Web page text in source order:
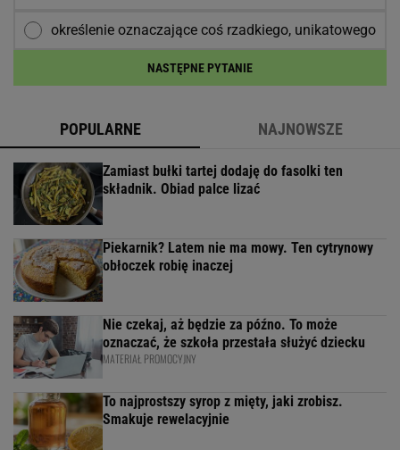
określenie oznaczające coś rzadkiego, unikatowego
NASTĘPNE PYTANIE
POPULARNE NAJNOWSZE
Zamiast bułki tartej dodaję do fasolki ten
składnik. Obiad palce lizać
Piekarnik? Latem nie ma mowy. Ten cytrynowy
obłoczek robię inaczej
Nie czekaj, aż będzie za późno. To może
oznaczać, że szkoła przestała służyć dziecku
MATERIAŁ PROMOCYJNY
To najprostszy syrop z mięty, jaki zrobisz.
Smakuje rewelacyjnie